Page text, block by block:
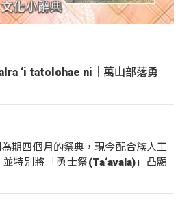
‘i tatolohae ni｜萬山部落勇
期四個月的祭典，現今配合族人工
特別將「勇士祭(Ta‘avala)」凸顯